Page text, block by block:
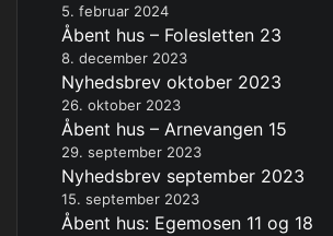
5. februar 2024
Åbent hus – Folesletten 23
8. december 2023
Nyhedsbrev oktober 2023
26. oktober 2023
Åbent hus – Arnevangen 15
29. september 2023
Nyhedsbrev september 2023
15. september 2023
Åbent hus: Egemosen 11 og 18